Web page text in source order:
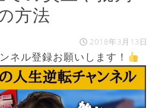
方法
2018年3月13日
ネル登録お願いします！